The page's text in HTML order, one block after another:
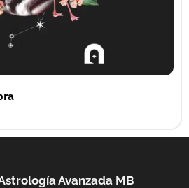
Avanzada MB